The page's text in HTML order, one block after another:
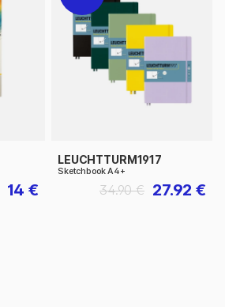
14 €
LEUCHTTURM1917
Sketchbook A4+
27.92 €
34.90 €